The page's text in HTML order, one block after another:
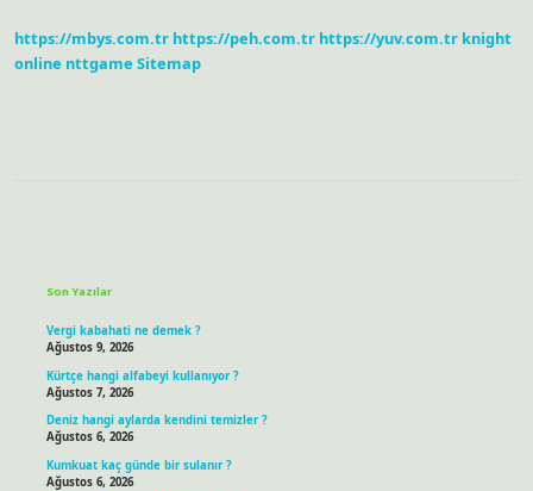
https://mbys.com.tr https://peh.com.tr https://yuv.com.tr knight
online nttgame Sitemap
Son Yazılar
Vergi kabahati ne demek ?
Ağustos 9, 2026
Kürtçe hangi alfabeyi kullanıyor ?
Ağustos 7, 2026
Deniz hangi aylarda kendini temizler ?
Ağustos 6, 2026
Kumkuat kaç günde bir sulanır ?
Ağustos 6, 2026